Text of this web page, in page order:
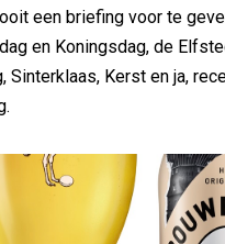
een briefing voor te
en Koningsdag, de
Sinterklaas, Kerst en ja,